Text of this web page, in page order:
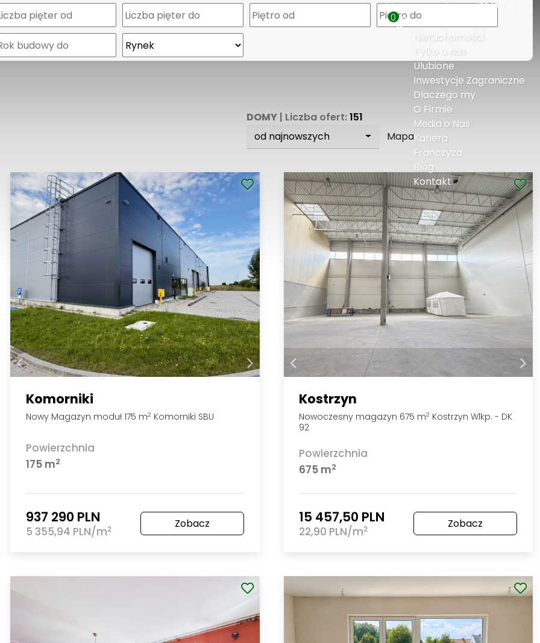
biuro@expresshouse.pl22 100 35 59
0
Nieruchomości
Tylko u nas
Ulubione
Inwestycje Zagraniczne
Dlaczego my
O Firmie
Media o Nas
Kariera
Franczyza
Blog
Kontakt
DOMY| Liczba ofert:151
od najnowszych
Mapa
Komorniki
Nowy Magazyn moduł 175 m2 Komorniki SBU
Powierzchnia
175 m2
937 290 PLN
5 355,94 PLN/m2 Zobacz
Kostrzyn
Nowoczesny magazyn 675 m2 Kostrzyn Wlkp. - DK
92
Powierzchnia
675 m2
15 457,50 PLN
22,90 PLN/m2 Zobacz